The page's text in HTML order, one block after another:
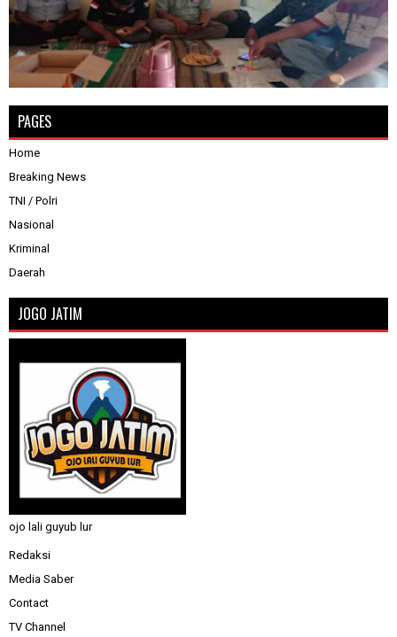
PAGES
Home
Breaking News
TNI / Polri
Nasional
Kriminal
Daerah
JOGO JATIM
ojo lali guyub lur
Redaksi
Media Saber
Contact
TV Channel